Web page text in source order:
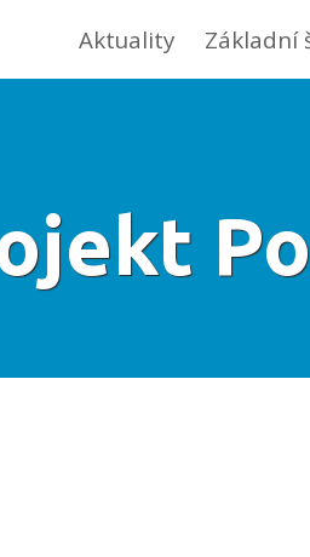
Aktuality Základní